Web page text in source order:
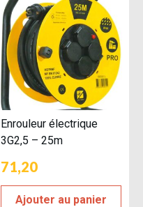
Enrouleur électrique
3G2,5 – 25m
71,20
Ajouter au panier